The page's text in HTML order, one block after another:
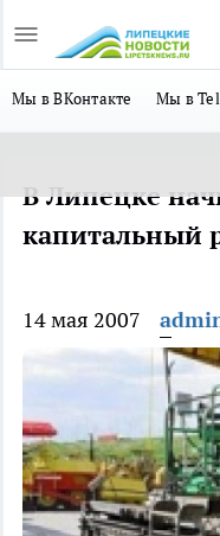
Мы в ВКонтакте Мы в
В Липецке
капитальный
14 мая 2007